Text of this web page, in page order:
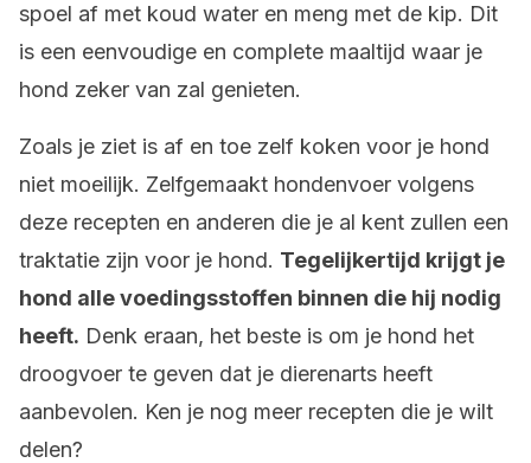
spoel af met koud water en meng met de kip. Dit
is een eenvoudige en complete maaltijd waar je
hond zeker van zal genieten.
Zoals je ziet is af en toe zelf koken voor je hond
niet moeilijk. Zelfgemaakt hondenvoer volgens
deze recepten en anderen die je al kent zullen een
traktatie zijn voor je hond. Tegelijkertijd krijgt je
hond alle voedingsstoffen binnen die hij nodig
heeft. Denk eraan, het beste is om je hond het
droogvoer te geven dat je dierenarts heeft
aanbevolen. Ken je nog meer recepten die je wilt
delen?